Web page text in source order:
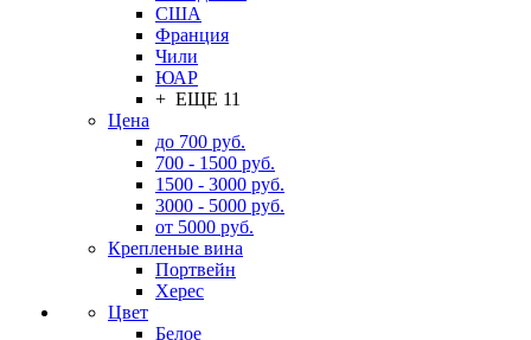
США
Франция
Чили
ЮАР
+ ЕЩЕ 11
Цена
до 700 руб.
700 - 1500 руб.
1500 - 3000 руб.
3000 - 5000 руб.
от 5000 руб.
Крепленые вина
Портвейн
Херес
Цвет
Белое